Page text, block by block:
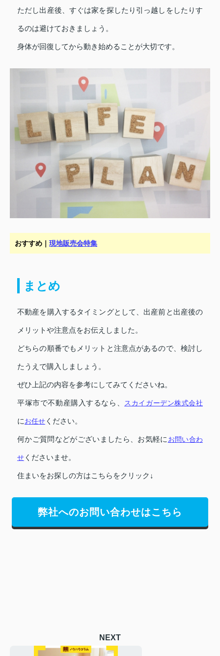
ただし出産後、すぐは家を探したり引っ越しをしたりす
るのは避けておきましょう。
身体が回復してから動き始めることが大切です。
おすすめ｜ 現地販売会特集
まとめ
不動産を購入するタイミングとして、出産前と出産後の
メリットや注意点をお伝えしました。
どちらの順番でもメリットと注意点があるので、検討し
たうえで購入しましょう。
ぜひ上記の内容を参考にしてみてくださいね。
平塚市で不動産購入するなら、 スカイガーデン株式会社
にお任せ ください。
何かご質問などがございましたら、お気軽に お問い合わ
せ くださいませ。
住まいをお探しの方はこちらをクリック↓
弊社へのお問い合わせはこちら
NEXT